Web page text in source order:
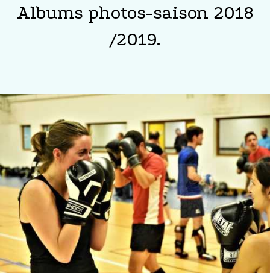
Albums photos-saison 2018
/2019.